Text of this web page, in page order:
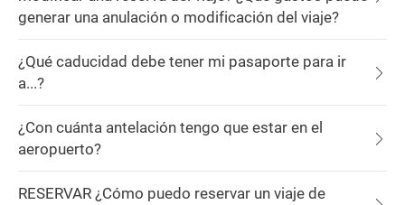
generar una anulación o modificación del viaje?
¿Qué caducidad debe tener mi pasaporte para ir
a...?
¿Con cuánta antelación tengo que estar en el
aeropuerto?
RESERVAR ¿Cómo puedo reservar un viaje de